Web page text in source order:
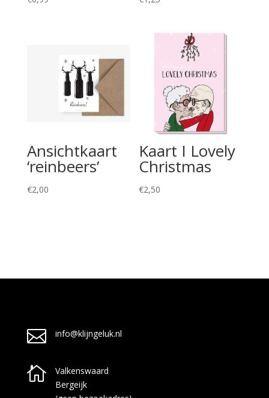
Ansichtkaart
‘reinbeers’
€2,00
Kaart I Lovely
Christmas
€2,50
 info@klijngeluk.nl

Valkenswaard
Bergeijk